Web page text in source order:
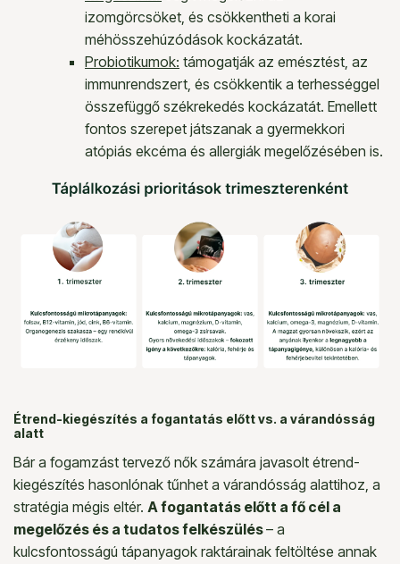
izomgörcsöket, és csökkentheti a korai
méhösszehúzódások kockázatát.
Probiotikumok: támogatják az emésztést, az
immunrendszert, és csökkentik a terhességgel
összefüggő székrekedés kockázatát. Emellett
fontos szerepet játszanak a gyermekkori
atópiás ekcéma és allergiák megelőzésében is.
Étrend-kiegészítés a fogantatás előtt vs. a várandósság
alatt
Bár a fogamzást tervező nők számára javasolt étrend-
kiegészítés hasonlónak tűnhet a várandósság alattihoz, a
stratégia mégis eltér. A fogantatás előtt a fő cél a
megelőzés és a tudatos felkészülés– a
kulcsfontosságú tápanyagok raktárainak feltöltése annak